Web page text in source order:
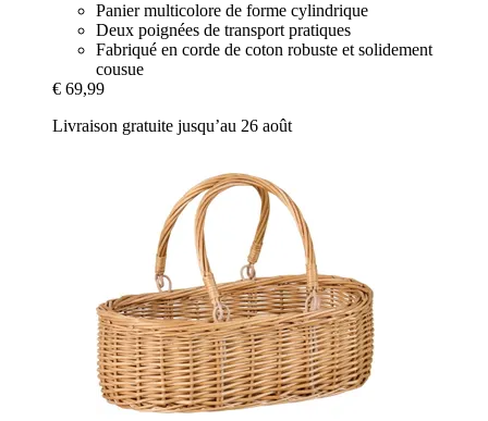
Panier multicolore de forme cylindrique
Deux poignées de transport pratiques
Fabriqué en corde de coton robuste et solidement
cousue
€ 69,99
Livraison gratuite jusqu’au 26 août